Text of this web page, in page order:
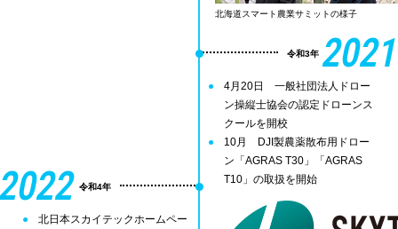
北海道スマート農業サミットの様子
2021
令和3年
4月20日 一般社団法人ドロー
ン操縦士協会の認定ドローンス
クールを開校
10月 DJI製農薬散布用ドロー
ン「AGRAS T30」「AGRAS
T10」の取扱を開始
令和4年
北日本スカイテックホームペー